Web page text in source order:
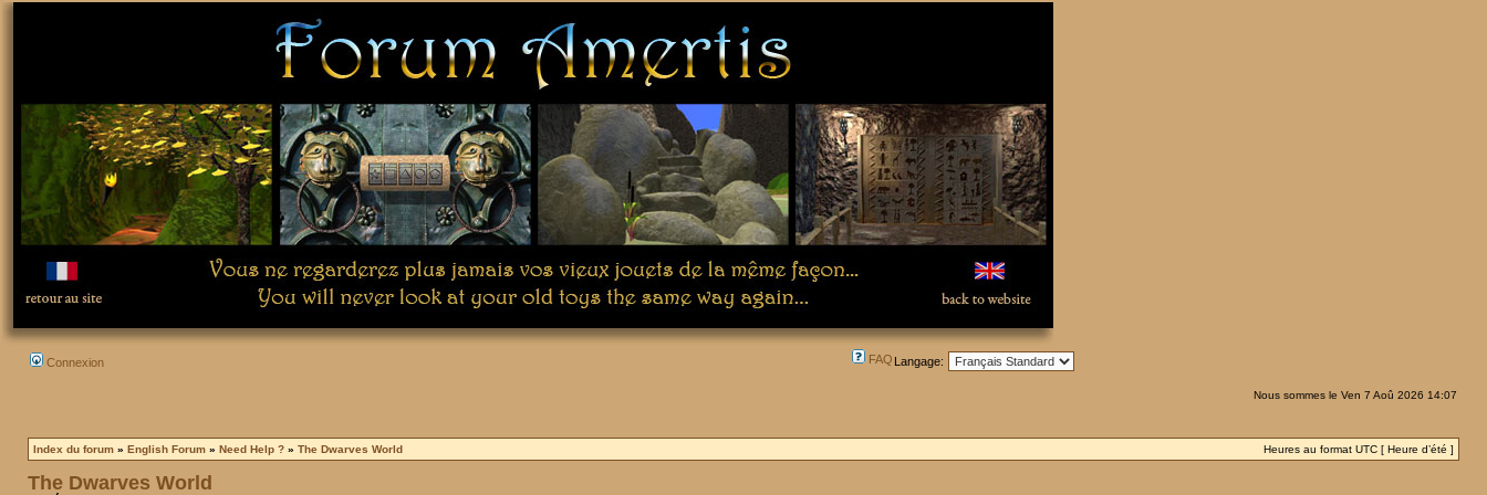
Connexion FAQ Langage:
Nous sommes le Ven 7 Aoû 2026 14:07
Index du forum » English Forum » Need Help ? » The Dwarves World Heures au format UTC [ Heure d’été ]
The Dwarves World